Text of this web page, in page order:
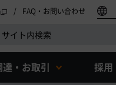
FAQ・お問い合わせ
達・お取引 採用